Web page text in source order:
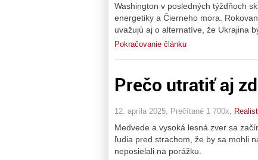
Washington v posledných týždňoch
energetiky a Čierneho mora.
uvažujú aj o alternatíve, že Ukrajina
Pokračovanie článku
Prečo utratiť aj
12. apríla 2025, Prečítané 1 700x,
Medvede a vysoká lesná zver sa
ľudia pred strachom, že by sa mohli
neposielali na porážku.